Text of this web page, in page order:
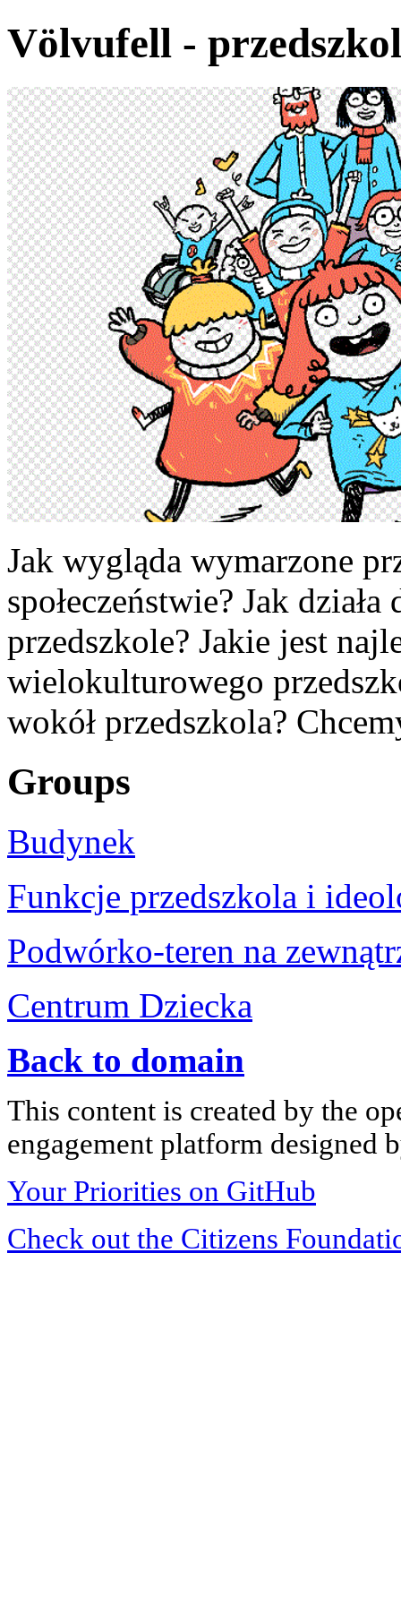
Völvufell -
Jak wygląda wymarzone
społeczeństwie? Jak
przedszkole? Jakie jest
wielokulturowego
wokół przedszkola?
Groups
Budynek
Funkcje przedszkola i
Podwórko-teren na
Centrum Dziecka
Back to domain
This content is created by the
engagement platform designed
Your Priorities on GitHub
Check out the Citizens